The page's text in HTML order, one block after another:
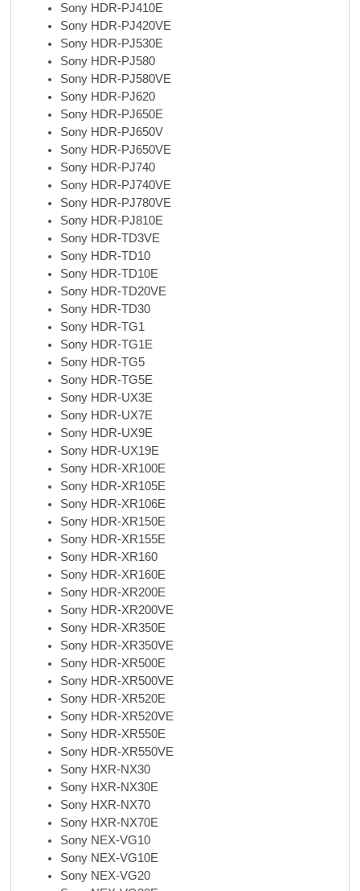
Sony HDR-PJ410E
Sony HDR-PJ420VE
Sony HDR-PJ530E
Sony HDR-PJ580
Sony HDR-PJ580VE
Sony HDR-PJ620
Sony HDR-PJ650E
Sony HDR-PJ650V
Sony HDR-PJ650VE
Sony HDR-PJ740
Sony HDR-PJ740VE
Sony HDR-PJ780VE
Sony HDR-PJ810E
Sony HDR-TD3VE
Sony HDR-TD10
Sony HDR-TD10E
Sony HDR-TD20VE
Sony HDR-TD30
Sony HDR-TG1
Sony HDR-TG1E
Sony HDR-TG5
Sony HDR-TG5E
Sony HDR-UX3E
Sony HDR-UX7E
Sony HDR-UX9E
Sony HDR-UX19E
Sony HDR-XR100E
Sony HDR-XR105E
Sony HDR-XR106E
Sony HDR-XR150E
Sony HDR-XR155E
Sony HDR-XR160
Sony HDR-XR160E
Sony HDR-XR200E
Sony HDR-XR200VE
Sony HDR-XR350E
Sony HDR-XR350VE
Sony HDR-XR500E
Sony HDR-XR500VE
Sony HDR-XR520E
Sony HDR-XR520VE
Sony HDR-XR550E
Sony HDR-XR550VE
Sony HXR-NX30
Sony HXR-NX30E
Sony HXR-NX70
Sony HXR-NX70E
Sony NEX-VG10
Sony NEX-VG10E
Sony NEX-VG20